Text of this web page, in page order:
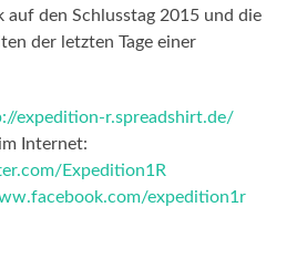
auf den Schlusstag 2015 und die
der letzten Tage einer
expedition-r.spreadshirt.de/
Internet:
Expedition1R
expedition1r